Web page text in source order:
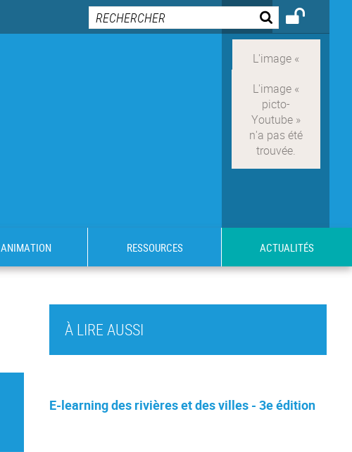
ANIMATION RESSOURCES ACTUALITÉS
À LIRE AUSSI
E-learning des rivières et des villes - 3e édition